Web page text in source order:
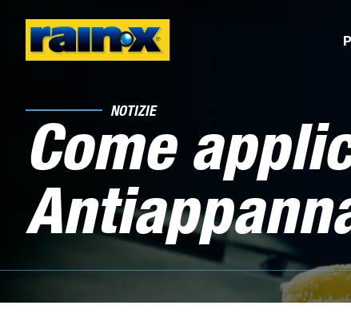
NOTIZIE
Come